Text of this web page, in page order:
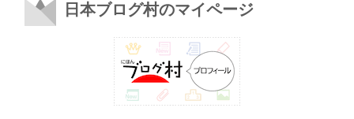
日本ブログ村のマイページ